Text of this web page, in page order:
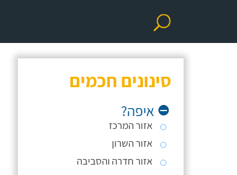
סינונים חכמים
איפה?
אזור המרכז
אזור השרון
אזור חדרה והסביבה